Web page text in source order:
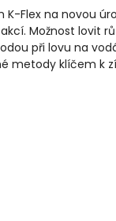
K-Flex na novou
Možnost lovit
při lovu na
metody klíčem k